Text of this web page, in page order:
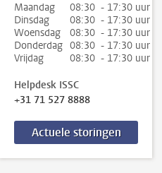
Maandag
08:30 - 17:30 uur
Dinsdag
08:30 - 17:30 uur
Woensdag
08:30 - 17:30 uur
Donderdag 08:30 - 17:30 uur
Vrijdag
08:30 - 17:30 uur
Helpdesk ISSC
+31 71 527 8888
Actuele storingen